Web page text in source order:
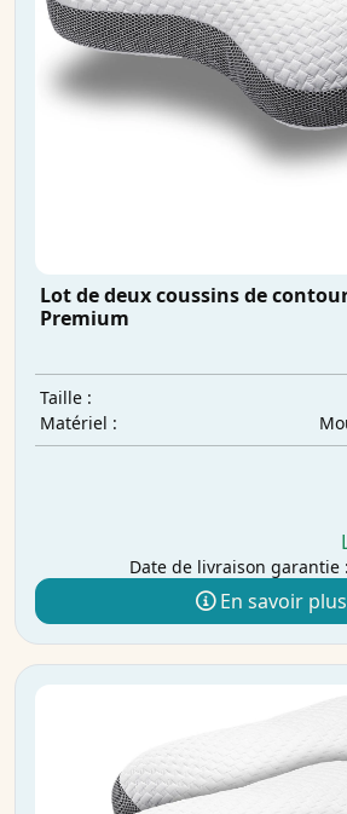
Lot de deux coussins de
Premium
Taille :
Matériel :
Date de livraison garantie :
En savoir plus